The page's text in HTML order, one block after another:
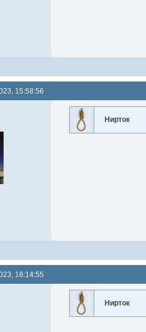
15:58:56
Нирток
16:14:55
Нирток